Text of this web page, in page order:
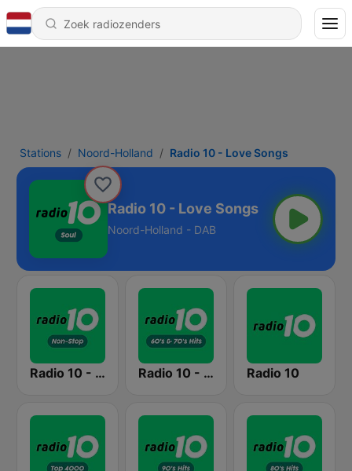
Stations Noord-Holland Radio 10 - Love Songs
Radio 10 - Love Songs
Noord-Holland - DAB
Radio 10 - Non-stop Radio 10 - 60s & 70s Hits Radio 10